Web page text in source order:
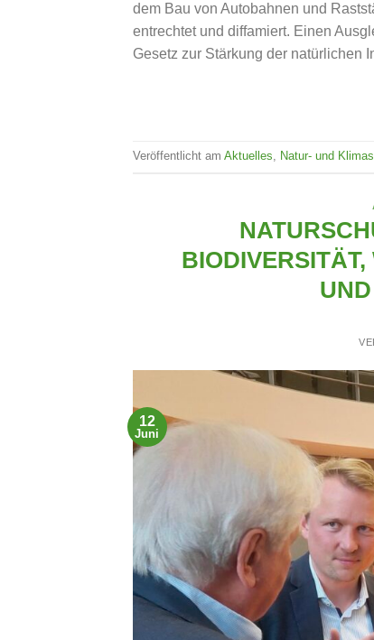
dem Bau von Autobahnen und
entrechtet und diffamiert. Einen
Gesetz zur Stärkung der natürlichen
Veröffentlicht am Aktuelles, Natur- und
12
Juni